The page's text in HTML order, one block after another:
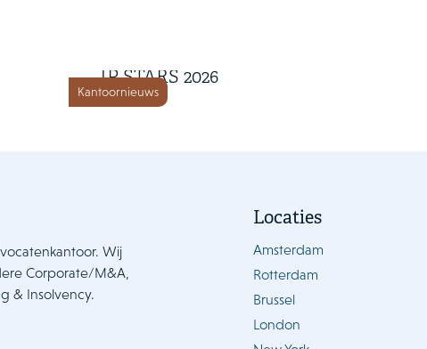
Kantoornieuws
IP STARS 2026
Wij
Corporate/M&A,
& Insolvency.
Locaties
Amsterdam
Rotterdam
Brussel
London